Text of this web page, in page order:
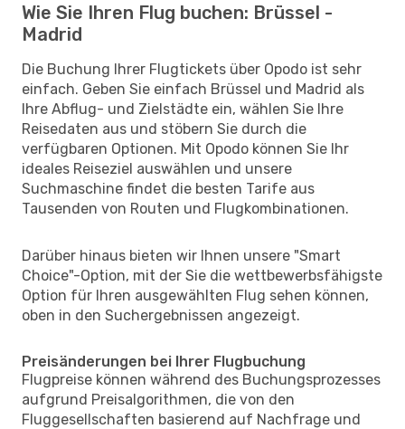
Wie Sie Ihren Flug buchen: Brüssel -
Madrid
Die Buchung Ihrer Flugtickets über Opodo ist sehr
einfach. Geben Sie einfach Brüssel und Madrid als
Ihre Abflug- und Zielstädte ein, wählen Sie Ihre
Reisedaten aus und stöbern Sie durch die
verfügbaren Optionen. Mit Opodo können Sie Ihr
ideales Reiseziel auswählen und unsere
Suchmaschine findet die besten Tarife aus
Tausenden von Routen und Flugkombinationen.
Darüber hinaus bieten wir Ihnen unsere "Smart
Choice"-Option, mit der Sie die wettbewerbsfähigste
Option für Ihren ausgewählten Flug sehen können,
oben in den Suchergebnissen angezeigt.
Preisänderungen bei Ihrer Flugbuchung
Flugpreise können während des Buchungsprozesses
aufgrund Preisalgorithmen, die von den
Fluggesellschaften basierend auf Nachfrage und